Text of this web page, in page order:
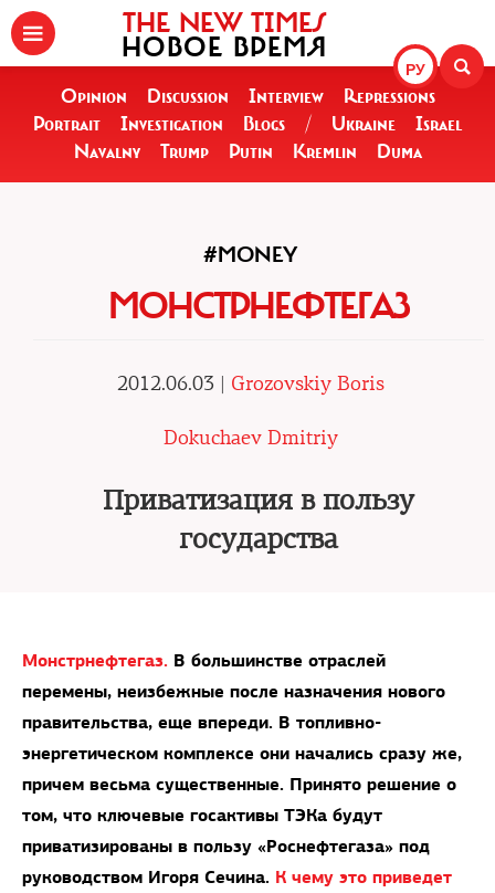
РУ
THE NEW TIMES
НОВОЕ ВРЕМЯ
Opinion Discussion Interview
Repressions
Portrait
Investigation Blogs / Ukraine
Israel
Navalny
Trump Putin Kremlin Duma
#MONEY
МОНСТРНЕФТЕГАЗ
2012.06.03 | Grozovskiy Boris
Dokuchaev Dmitriy
Приватизация в пользу
государства
Монстрнефтегаз. В большинстве отраслей
перемены, неизбежные после назначения нового
правительства, еще впереди. В топливно-
энергетическом комплексе они начались сразу же,
причем весьма существенные. Принято решение о
том, что ключевые госактивы ТЭКа будут
приватизированы в пользу «Роснефтегаза» под
руководством Игоря Сечина. К чему это приведет